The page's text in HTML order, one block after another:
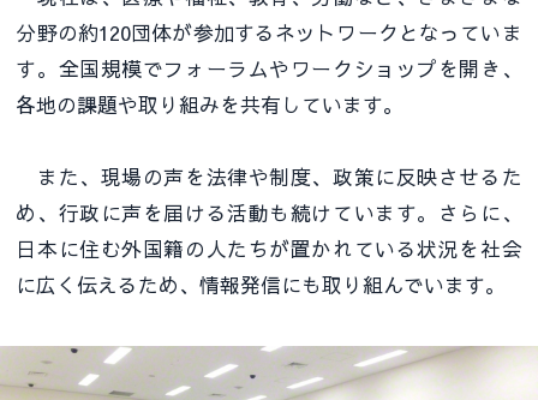
分野の約120団体が参加するネットワークとなっていま
す。全国規模でフォーラムやワークショップを開き、
各地の課題や取り組みを共有しています。
また、現場の声を法律や制度、政策に反映させるた
め、行政に声を届ける活動も続けています。さらに、
日本に住む外国籍の人たちが置かれている状況を社会
に広く伝えるため、情報発信にも取り組んでいます。